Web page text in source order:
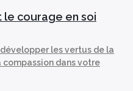
courage en soi
les vertus de la
dans votre